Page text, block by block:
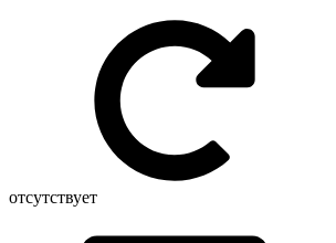
отсутствует